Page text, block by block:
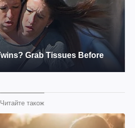
Читайте також